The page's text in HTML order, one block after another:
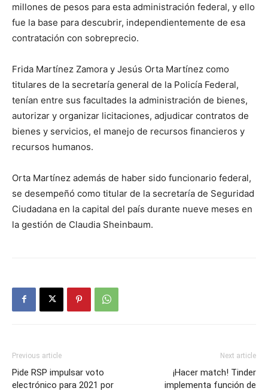
millones de pesos para esta administración federal, y ello
fue la base para descubrir, independientemente de esa
contratación con sobreprecio.
Frida Martínez Zamora y Jesús Orta Martínez como
titulares de la secretaría general de la Policía Federal,
tenían entre sus facultades la administración de bienes,
autorizar y organizar licitaciones, adjudicar contratos de
bienes y servicios, el manejo de recursos financieros y
recursos humanos.
Orta Martínez además de haber sido funcionario federal,
se desempeñó como titular de la secretaría de Seguridad
Ciudadana en la capital del país durante nueve meses en
la gestión de Claudia Sheinbaum.
Previous article
Pide RSP impulsar voto
electrónico para 2021 por
Next article
¡Hacer match! Tinder
implementa función de